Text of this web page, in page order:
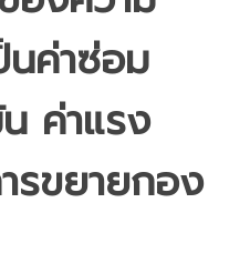
นค่าซ่อม
ค่าแรง
รขยายกอง